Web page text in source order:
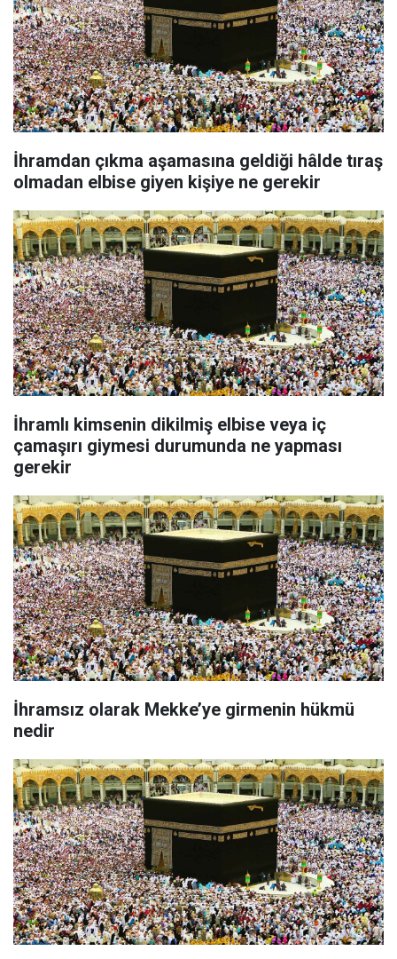
İhramdan çıkma aşamasına geldiği hâlde tıraş
olmadan elbise giyen kişiye ne gerekir
İhramlı kimsenin dikilmiş elbise veya iç
çamaşırı giymesi durumunda ne yapması
gerekir
İhramsız olarak Mekke’ye girmenin hükmü
nedir